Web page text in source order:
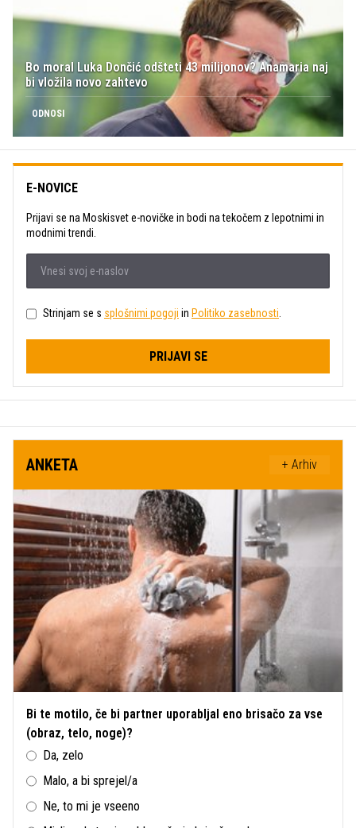
Bo moral Luka Dončić odšteti 43 milijonov? Anamaria naj
bi vložila novo zahtevo
ODNOSI
E-NOVICE
Prijavi se na Moskisvet e-novičke in bodi na tekočem z lepotnimi in
modnimi trendi.
Strinjam se s splošnimi pogoji in Politiko zasebnosti.
PRIJAVI SE
ANKETA + Arhiv
Bi te motilo, če bi partner uporabljal eno brisačo za vse
(obraz, telo, noge)?
Da, zelo
Malo, a bi sprejel/a
Ne, to mi je vseeno